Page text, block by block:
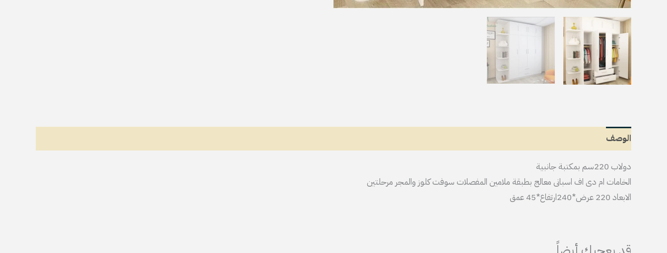
الوصف
دولاب 220سم بمكتبة جانبية
الخامات ام دى اف اسبانى معالج بطبقة ملامين المفصلات سوفت كلوز والمجر مرحلتين
الابعاد 220 عرض*240ارتفاع*45 عمق